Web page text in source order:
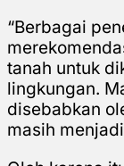
“Berbagai
tanah untuk
lingkungan.
disebabkan
masih